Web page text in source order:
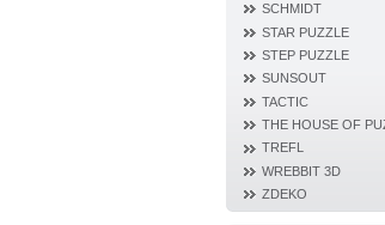
SCHMIDT
STAR PUZZLE
STEP PUZZLE
SUNSOUT
TACTIC
THE HOUSE OF
TREFL
WREBBIT 3D
ZDEKO